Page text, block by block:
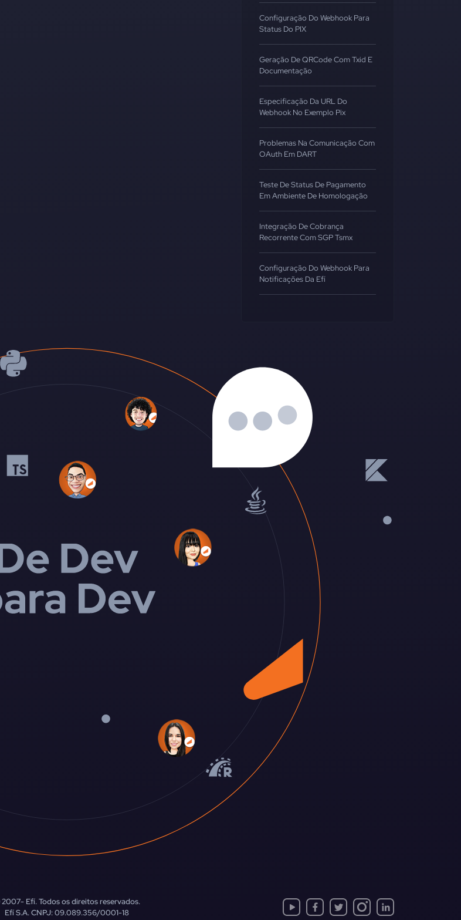
Configuração Do Webhook Para
Status Do PIX
Geração De QRCode Com Txid E
Documentação
Especificação Da URL Do
Webhook No Exemplo Pix
Problemas Na Comunicação Com
OAuth Em DART
Teste De Status De Pagamento
Em Ambiente De Homologação
Integração De Cobrança
Recorrente Com SGP Tsmx
Configuração Do Webhook Para
Notificações Da Efí
Efí. Todos os direitos reservados.
Efí S.A. CNPJ: 09.089.356/0001-18